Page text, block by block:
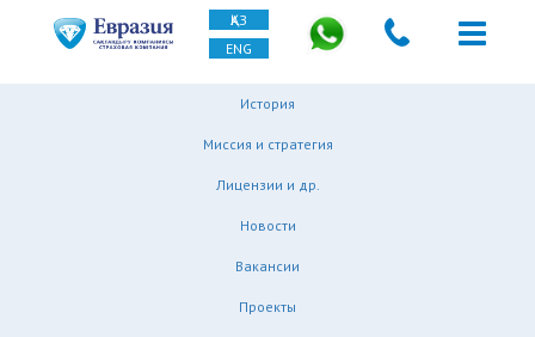
ҚАЗ
ENG
История
Миссия и стратегия
Лицензии и др.
Новости
Вакансии
Проекты